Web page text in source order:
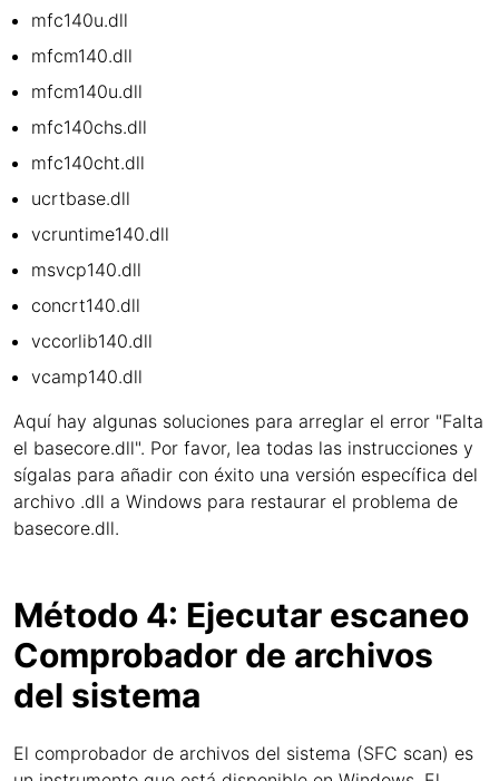
mfc140u.dll
mfcm140.dll
mfcm140u.dll
mfc140chs.dll
mfc140cht.dll
ucrtbase.dll
vcruntime140.dll
msvcp140.dll
concrt140.dll
vccorlib140.dll
vcamp140.dll
Aquí hay algunas soluciones para arreglar el error "Falta
el basecore.dll". Por favor, lea todas las instrucciones y
sígalas para añadir con éxito una versión específica del
archivo .dll a Windows para restaurar el problema de
basecore.dll.
Método 4: Ejecutar escaneo
Comprobador de archivos
del sistema
El comprobador de archivos del sistema (SFC scan) es